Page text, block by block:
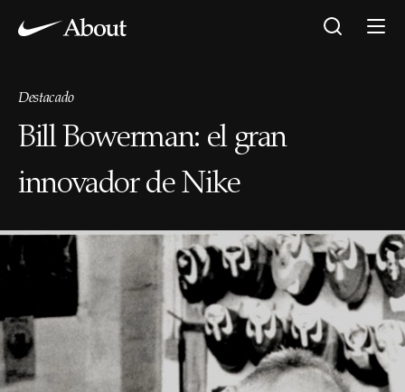
Destacado
Bill Bowerman: el gran
innovador de Nike